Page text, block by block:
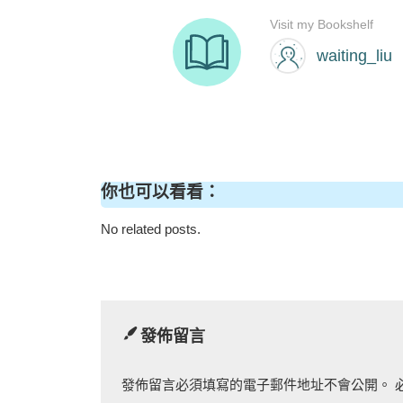
你也可以看看：
No related posts.
發佈留言
發佈留言必須填寫的電子郵件地址不會公開。